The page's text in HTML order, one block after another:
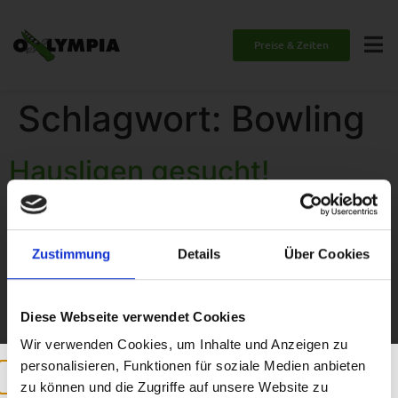
Zustimmung Details Über Cookies
Diese Webseite verwendet Cookies
Wir verwenden Cookies, um Inhalte und Anzeigen zu
personalisieren, Funktionen für soziale Medien anbieten
zu können und die Zugriffe auf unsere Website zu
Preise & Zeiten
Schlagwort: Bowling
Hausligen gesucht!